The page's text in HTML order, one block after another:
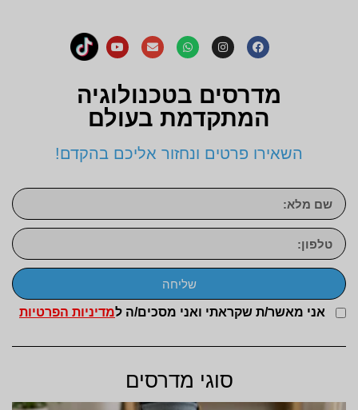
מדרסים בטכנולוגיה
המתקדמת בעולם
השאירו פרטים ונחזור אליכם בהקדם!
אני מאשר/ת שקראתי ואני מסכים/ה למדיניות הפרטיות
שליחה
סוגי מדרסים